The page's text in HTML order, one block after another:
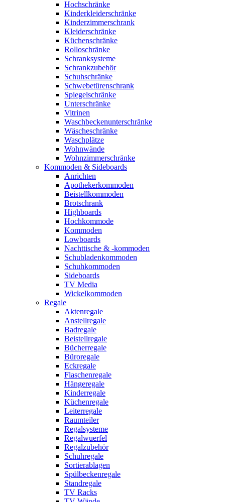
Hochschränke
Kinderkleiderschränke
Kinderzimmerschrank
Kleiderschränke
Küchenschränke
Rolloschränke
Schranksysteme
Schrankzubehör
Schuhschränke
Schwebetürenschrank
Spiegelschränke
Unterschränke
Vitrinen
Waschbeckenunterschränke
Wäscheschränke
Waschplätze
Wohnwände
Wohnzimmerschränke
Kommoden & Sideboards
Anrichten
Apothekerkommoden
Beistellkommoden
Brotschrank
Highboards
Hochkommode
Kommoden
Lowboards
Nachttische & -kommoden
Schubladenkommoden
Schuhkommoden
Sideboards
TV Media
Wickelkommoden
Regale
Aktenregale
Anstellregale
Badregale
Beistellregale
Bücherregale
Büroregale
Eckregale
Flaschenregale
Hängeregale
Kinderregale
Küchenregale
Leiterregale
Raumteiler
Regalsysteme
Regalwuerfel
Regalzubehör
Schuhregale
Sortierablagen
Spülbeckenregale
Standregale
TV Racks